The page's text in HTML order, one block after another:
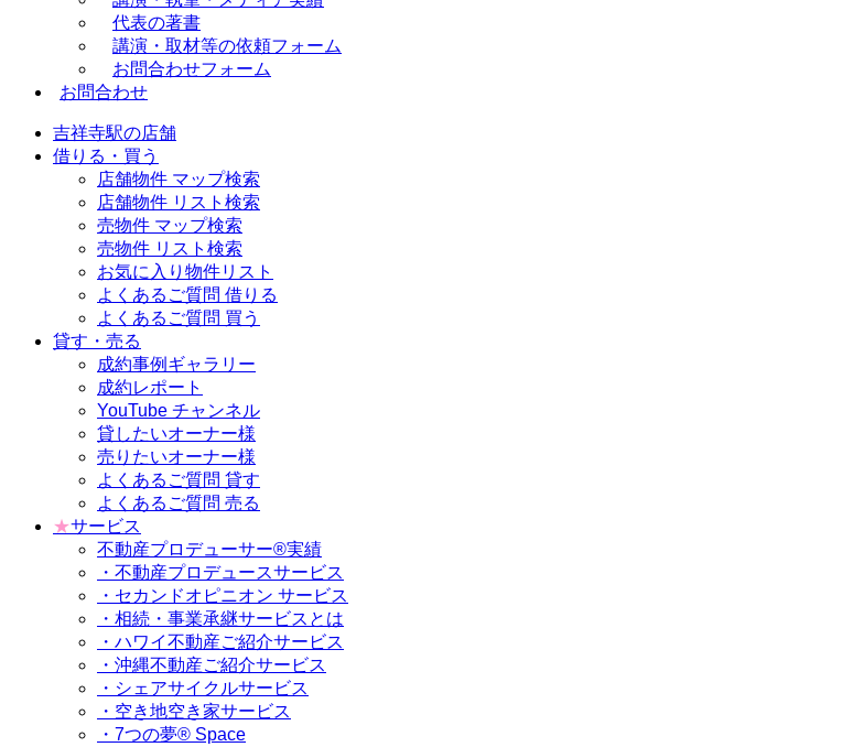
代表の著書
講演・取材等の依頼フォーム
お問合わせフォーム
お問合わせ
吉祥寺駅の店舗
借りる・買う
店舗物件 マップ検索
店舗物件 リスト検索
売物件 マップ検索
売物件 リスト検索
お気に入り物件リスト
よくあるご質問 借りる
よくあるご質問 買う
貸す・売る
成約事例ギャラリー
成約レポート
YouTube チャンネル
貸したいオーナー様
売りたいオーナー様
よくあるご質問 貸す
よくあるご質問 売る
★サービス
不動産プロデューサー®実績
・不動産プロデュースサービス
・セカンドオピニオン サービス
・相続・事業承継サービスとは
・ハワイ不動産ご紹介サービス
・沖縄不動産ご紹介サービス
・シェアサイクルサービス
・空き地空き家サービス
・7つの夢® Space